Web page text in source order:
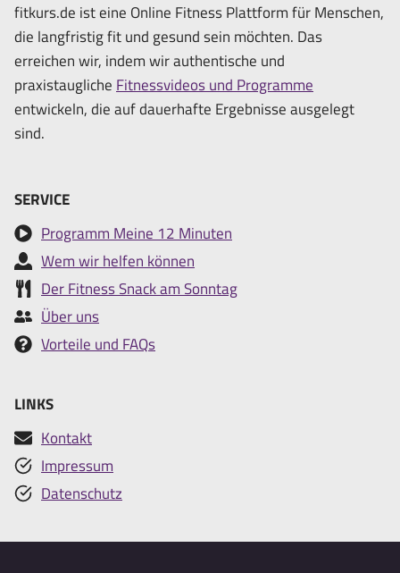
fitkurs.de ist eine Online Fitness Plattform für Menschen,
die langfristig fit und gesund sein möchten. Das
erreichen wir, indem wir authentische und
praxistaugliche Fitnessvideos und Programme
entwickeln, die auf dauerhafte Ergebnisse ausgelegt
sind.
SERVICE
Programm Meine 12 Minuten
Wem wir helfen können
Der Fitness Snack am Sonntag
Über uns
Vorteile und FAQs
LINKS
Kontakt
Impressum
Datenschutz